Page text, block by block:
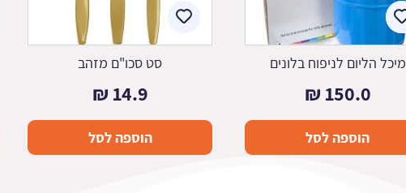
מיכל הליום לניפוח בלונים
150.0
₪
הוספה לסל
סט סכו"ם מזהב
14.9
₪
הוספה לסל